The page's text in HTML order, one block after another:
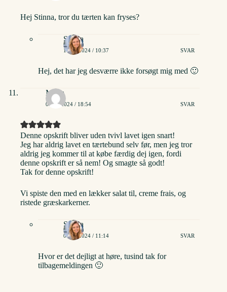
Hej Stinna, tror du tærten kan fryses?
Stinna
11/10/2024 / 10:37 SVAR
Hej, det har jeg desværre ikke forsøgt mig med 🙂
Maria
01/12/2024 / 18:54 SVAR
Denne opskrift bliver uden tvivl lavet igen snart!
Jeg har aldrig lavet en tærtebund selv før, men jeg tror
aldrig jeg kommer til at købe færdig dej igen, fordi
denne opskrift er så nem! Og smagte så godt!
Tak for denne opskrift!
Vi spiste den med en lækker salat til, creme frais, og
ristede græskarkerner.
Stinna
03/12/2024 / 11:14 SVAR
Hvor er det dejligt at høre, tusind tak for
tilbagemeldingen 🙂